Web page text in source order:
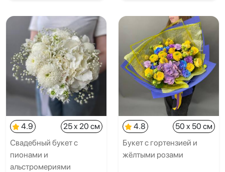
4.9
25 x 20 см
Свадебный букет с
пионами и
альстромериями
4.8
50 x 50 см
Букет с гортензией и
жёлтыми розами